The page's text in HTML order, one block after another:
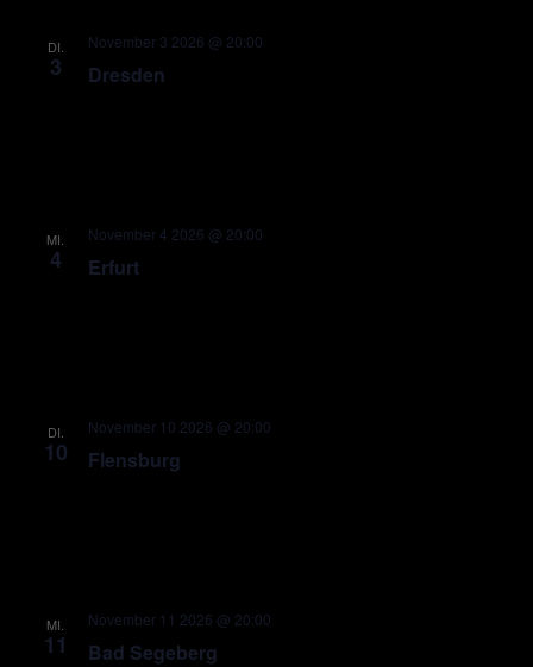
DI.
3 Dresden
November 3 2026 @ 20:00
MI.
4 Erfurt
November 4 2026 @ 20:00
DI.
10 Flensburg
November 10 2026 @ 20:00
MI.
11 Bad Segeberg
November 11 2026 @ 20:00